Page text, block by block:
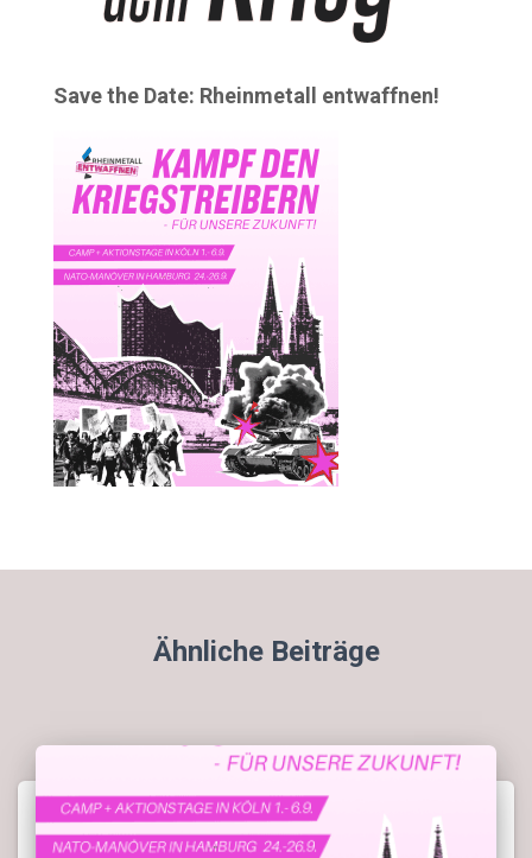
Save the Date: Rheinmetall entwaffnen!
Ähnliche Beiträge